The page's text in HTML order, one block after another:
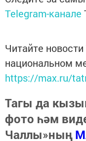
Telegram-канале
Читайте
национальном
https://max.ru/
Тагы да
фото һәм
Чаллы»ның